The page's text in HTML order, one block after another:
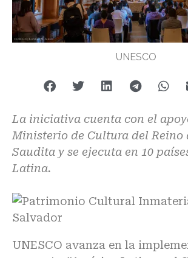
UNESCO
La iniciativa cuenta con el
Ministerio de Cultura del Reino
Saudita y se ejecuta en 10
Latina.
UNESCO avanza en la